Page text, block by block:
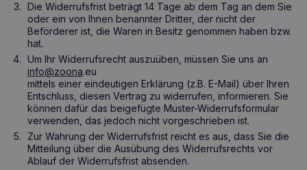
Die Widerrufsfrist beträgt 14 Tage ab dem Tag an dem Sie
oder ein von Ihnen benannter Dritter, der nicht der
Beförderer ist, die Waren in Besitz genommen haben bzw.
hat.
Um Ihr Widerrufsrecht auszuüben, müssen Sie uns an
info@zoona.eu
mittels einer eindeutigen Erklärung (z.B. E-Mail) über Ihren
Entschluss, diesen Vertrag zu widerrufen, informieren. Sie
können dafür das beigefügte Muster-Widerrufsformular
verwenden, das jedoch nicht vorgeschrieben ist.
Zur Wahrung der Widerrufsfrist reicht es aus, dass Sie die
Mitteilung über die Ausübung des Widerrufsrechts vor
Ablauf der Widerrufsfrist absenden.